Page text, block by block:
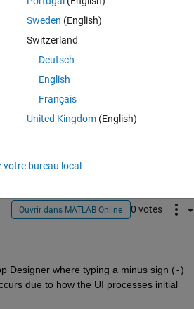
Ouvrir dans MATLAB Online 0 votes
Designer where typing a minus sign (-)
due to how the UI processes initial
Sweden (English)
Switzerland
Deutsch
English
Français
United Kingdom(English)
bureau local